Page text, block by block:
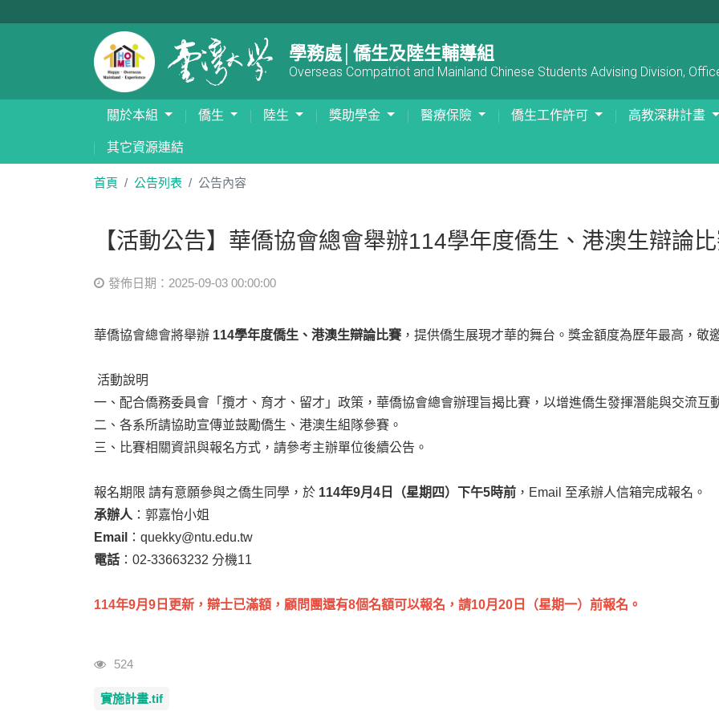
學務處│僑生及陸生輔導組
Overseas Compatriot and Mainland Chinese Students Advising Division,
關於本組 僑生 陸生 獎助學金 醫療保險 僑生工作許可 高教深耕計畫
其它資源連結
首頁 公告列表 公告內容
【活動公告】華僑協會總會舉辦114學年度僑生、港澳生辯論
發佈日期：2025-09-03 00:00:00
華僑協會總會將舉辦 114學年度僑生、港澳生辯論比賽 ，提供僑生展現才華的舞台。獎金額度為歷年最高，敬
活動說明
一、配合僑務委員會「攬才、育才、留才」政策，華僑協會總會辦理旨揭比賽，以增進僑生發揮潛能與交流互
二、各系所請協助宣傳並鼓勵僑生、港澳生組隊參賽。
三、比賽相關資訊與報名方式，請參考主辦單位後續公告。
報名期限 請有意願參與之僑生同學，於 114年9月4日（星期四）下午5時前 ，Email 至承辦人信箱完成報名。
承辦人 ：郭嘉怡小姐
Email
： quekky@ntu.edu.tw
電話 ：02-33663232 分機11
114年9月9日更新，辯士已滿額，顧問團還有8個名額可以報名，請10月20日（星期一）前報名。
瀏覽人次
524
實施計畫.tif